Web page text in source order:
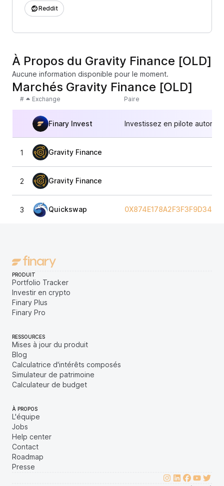
Reddit
À Propos du Gravity Finance [OLD]
Aucune information disponible pour le moment.
Marchés Gravity Finance [OLD]
# Exchange Paire
Finary Invest Investissez en pilote
1 Gravity Finance
2 Gravity Finance
3 Quickswap
PRODUIT
Portfolio Tracker
Investir en crypto
Finary Plus
Finary Pro
RESSOURCES
Mises à jour du produit
Blog
Calculatrice d'intérêts composés
Simulateur de patrimoine
Calculateur de budget
À PROPOS
L'équipe
Jobs
Help center
Contact
Roadmap
Presse